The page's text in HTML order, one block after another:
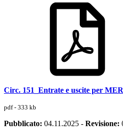
Circ. 151_Entrate e uscite per
pdf - 333 kb
Pubblicato: 04.11.2025 - Revisione: